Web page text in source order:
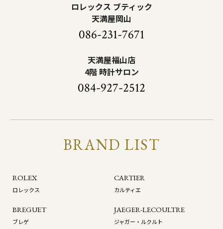
ロレックス ブティック
天満屋岡山
086-231-7671
天満屋福山店
4階 時計サロン
084-927-2512
BRAND LIST
ROLEX
ロレックス
CARTIER
カルティエ
BREGUET
ブレゲ
JAEGER-LECOULTRE
ジャガー・ルクルト